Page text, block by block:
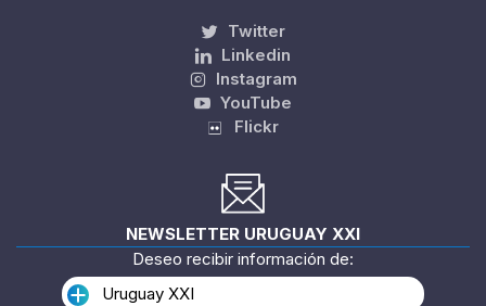
Twitter
Linkedin
Instagram
YouTube
Flickr
NEWSLETTER URUGUAY XXI
Deseo recibir información de:
Uruguay XXI